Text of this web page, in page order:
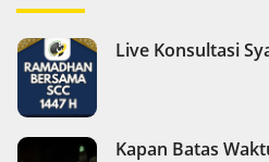
Live Konsultasi
Kapan Batas